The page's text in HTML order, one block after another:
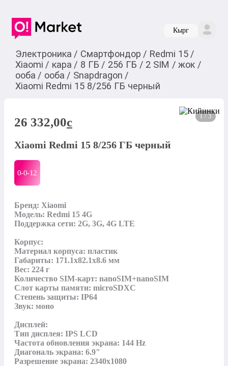
Кырг
Электроника / Смартфондор / Redmi 15 /
Xiaomi / кара / 8 ГБ / 256 ГБ / 2 SIM / жок /
ооба / ооба / Snapdragon /
Xiaomi Redmi 15 8/256 ГБ черный
1 / 3
26 332,00c
Xiaomi Redmi 15 8/256 ГБ черный
0-0-12
Бренд: Xiaomi
Модель: Redmi 15 4G
Поддержка сети: 2G, 3G, 4G LTE
Корпус:
Материал корпуса: пластик
Габариты: 171.1x82.1x8.6 мм
Вес: 224 г
Количество SIM-карт: nanoSIM+nanoSIM
Слот карты памяти: microSDXC
Степень защиты: IP64
Звук: моно
Дисплей:
Тип дисплея: IPS LCD
Частота обновления экрана: 144 Hz
Диагональ экрана: 6.9"
Разрешение экрана: 2340x1080